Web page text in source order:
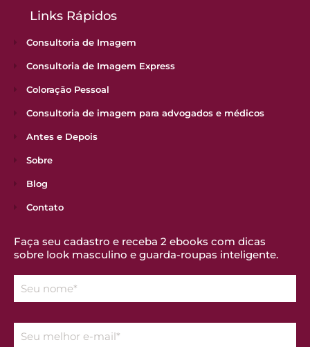
Links Rápidos
Consultoria de Imagem
Consultoria de Imagem Express
Coloração Pessoal
Consultoria de imagem para advogados e médicos
Antes e Depois
Sobre
Blog
Contato
Faça seu cadastro e receba 2 ebooks com dicas
sobre look masculino e guarda-roupas inteligente.